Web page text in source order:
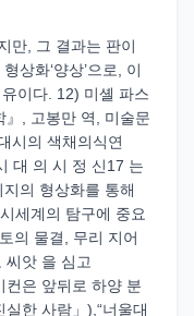
만, 그 결과는 판이
상화‘양상’으로, 이
유이다. 12) 미셸 파스
』, 고봉만 역, 미술문
시의 색채의식연
대 의 시 정 신17 는
지의 형상화를 통해
세계의 탐구에 중요
의 물결, 무리 지어
씨앗 을 심고
컨은 앞뒤로 하양 분
한 사람」),“너울대